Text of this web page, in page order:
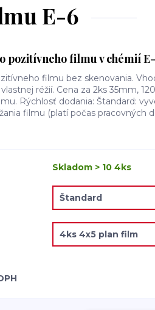
E-6
pozitívneho filmu v chémií
filmu bez skenovania.
réžií. Cena za 2ks 35mm,
Rýchlosť dodania: Štandard:
filmu (platí počas pracovných
Skladom > 10 4ks